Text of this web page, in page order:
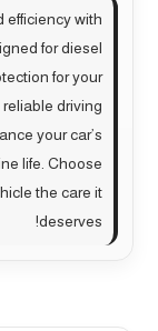
efficiency with
for diesel
for your
driving
your car’s
life. Choose
the care it
deserves!